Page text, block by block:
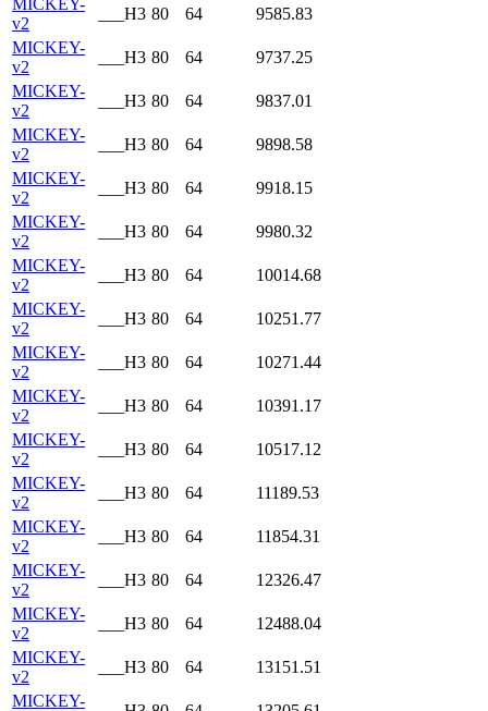
MICKEY-
v2
___H3 80 64
9585.83
MICKEY-
v2
___H3 80 64
9737.25
MICKEY-
v2
___H3 80 64
9837.01
MICKEY-
v2
___H3 80 64
9898.58
MICKEY-
v2
___H3 80 64
9918.15
MICKEY-
v2
___H3 80 64
9980.32
MICKEY-
v2
___H3 80 64
10014.68
MICKEY-
v2
___H3 80 64
10251.77
MICKEY-
v2
___H3 80 64
10271.44
MICKEY-
v2
___H3 80 64
10391.17
MICKEY-
v2
___H3 80 64
10517.12
MICKEY-
v2
___H3 80 64
11189.53
MICKEY-
v2
___H3 80 64
11854.31
MICKEY-
v2
___H3 80 64
12326.47
MICKEY-
v2
___H3 80 64
12488.04
MICKEY-
v2
___H3 80 64
13151.51
MICKEY-